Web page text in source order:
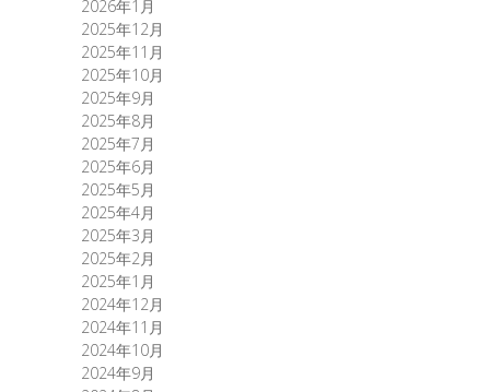
2026年1月
2025年12月
2025年11月
2025年10月
2025年9月
2025年8月
2025年7月
2025年6月
2025年5月
2025年4月
2025年3月
2025年2月
2025年1月
2024年12月
2024年11月
2024年10月
2024年9月